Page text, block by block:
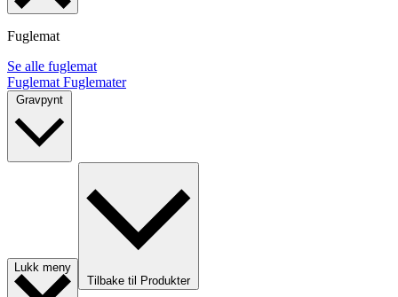
Fuglemat
Se alle fuglemat
Fuglemat Fuglemater
Lukk meny
Tilbake til Produkter